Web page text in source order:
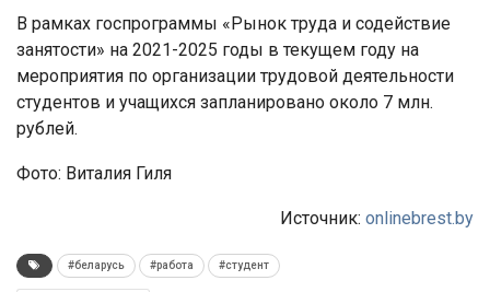
В рамках госпрограммы «Рынок труда и содействие
занятости» на 2021-2025 годы в текущем году на
мероприятия по организации трудовой деятельности
студентов и учащихся запланировано около 7 млн.
рублей.
Фото: Виталия Гиля
Источник: onlinebrest.by
#беларусь #работа #студент